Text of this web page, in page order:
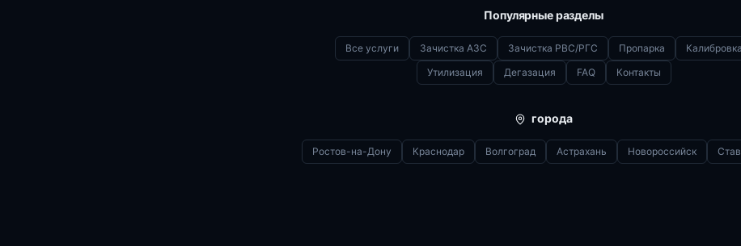
Популярные разделы
Все услуги Зачистка АЗС Зачистка РВС/РГС Пропарка
Калибровка
Утилизация
Дегазация FAQ Контакты
города
Ростов-на-Дону Краснодар Волгоград Астрахань Новороссийск